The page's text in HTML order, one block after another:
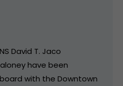
David T. Jaco
have been
with the Downtown